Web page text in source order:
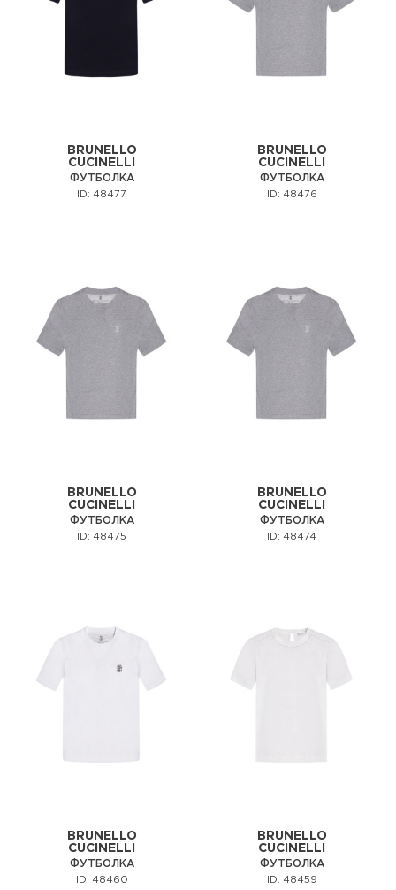
BRUNELLO
CUCINELLI
ФУТБОЛКА
ID: 48477
BRUNELLO
CUCINELLI
ФУТБОЛКА
ID: 48476
BRUNELLO
CUCINELLI
ФУТБОЛКА
ID: 48475
BRUNELLO
CUCINELLI
ФУТБОЛКА
ID: 48474
BRUNELLO
CUCINELLI
ФУТБОЛКА
ID: 48460
BRUNELLO
CUCINELLI
ФУТБОЛКА
ID: 48459